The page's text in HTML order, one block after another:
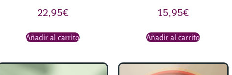
22,95€
Añadir al carrito
15,95€
Añadir al carrito